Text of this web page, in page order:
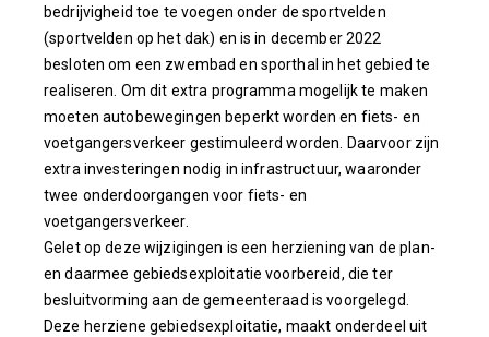
bedrijvigheid toe te voegen onder de sportvelden
(sportvelden op het dak) en is in december 2022
besloten om een zwembad en sporthal in het gebied te
realiseren. Om dit extra programma mogelijk te maken
moeten autobewegingen beperkt worden en fiets- en
voetgangersverkeer gestimuleerd worden. Daarvoor zijn
extra investeringen nodig in infrastructuur, waaronder
twee onderdoorgangen voor fiets- en
voetgangersverkeer.
Gelet op deze wijzigingen is een herziening van de plan-
en daarmee gebiedsexploitatie voorbereid, die ter
besluitvorming aan de gemeenteraad is voorgelegd.
Deze herziene gebiedsexploitatie, maakt onderdeel uit